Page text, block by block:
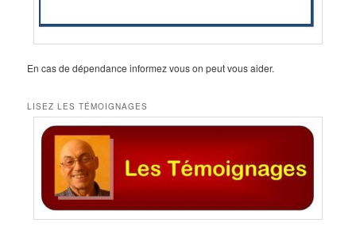
En cas de dépendance informez vous on peut vous aider.
LISEZ LES TÉMOIGNAGES